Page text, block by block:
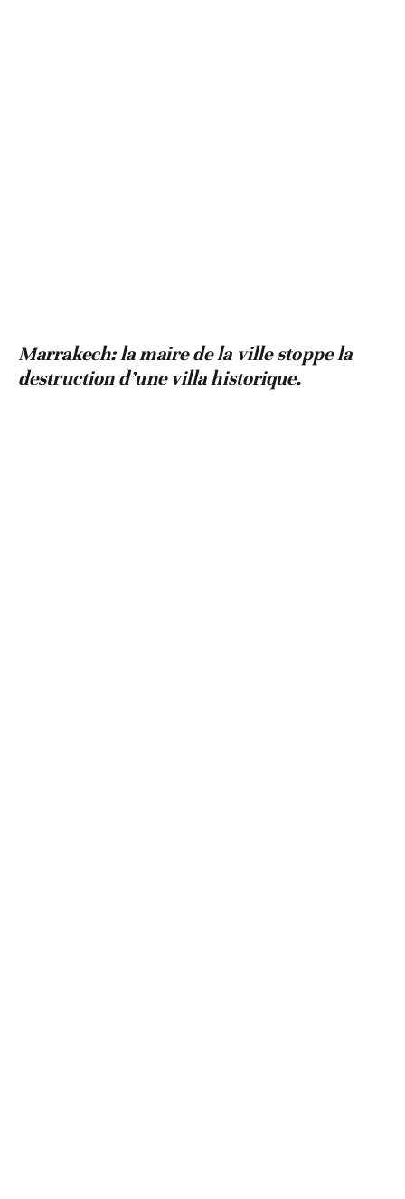
Marrakech: la maire de la ville stoppe la
destruction d’une villa historique.